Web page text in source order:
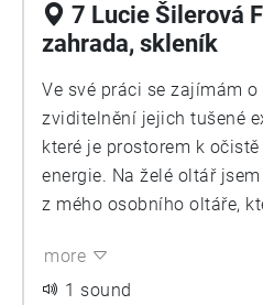
7 Lucie Šilerová
zahrada, skleník
Ve své práci se zajímám
zviditelnění jejich tušené
které je prostorem k
energie. Na želé oltář
z mého osobního oltáře,
zajetí/vyjmutí z
pozorování, soužití.
more
1 sound